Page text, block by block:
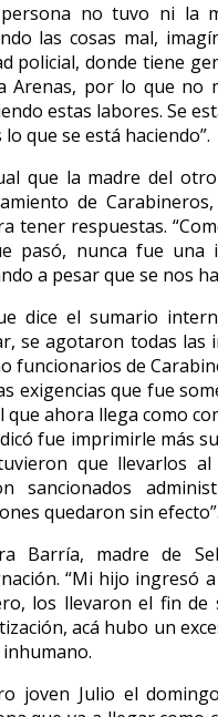
no tuvo ni la
las cosas mal,
policial, donde tiene
Arenas, por lo que no
estas labores. Se
lo que se está haciendo”.
que la madre del
de
tener respuestas.
pasó, nunca fue una
a pesar que se nos
dice el sumario
se agotaron todas las
funcionarios de
exigencias que fue
que ahora llega como
fue imprimirle más
que llevarlos
sancionados
quedaron sin efecto”.
Barría, madre de
“Mi hijo ingresó
los llevaron el fin de
acá hubo un
joven Julio el